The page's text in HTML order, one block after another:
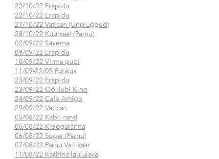
22/10/22 Erapidu
22/10/22 Erapidu
27/10/22 Vatican (Unplugged)
28/10/22 Kuursaal (Pärnu)
02/09/22 Saverna
09/09/22 Erapidu
10/09/22 Virma pubi
11/09-22/09 Puhkus
23/09/22 Erapidu
23/09/22 Ööklubi Kino
24/09/22 Cafe Amigo
29/09/22 Vatican
05/08/22 Kabli rand
06/08/22 Kloogaranna
06/08/22 Sugar (Pärnu)
07/08/22 Pärnu Vallikäär
11/08/22 Kadrina laululava